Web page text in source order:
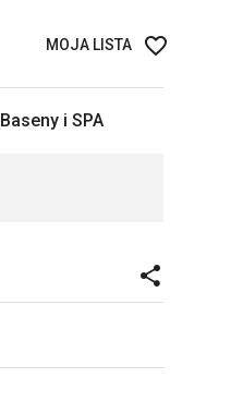
MOJA LISTA
Baseny i SPA